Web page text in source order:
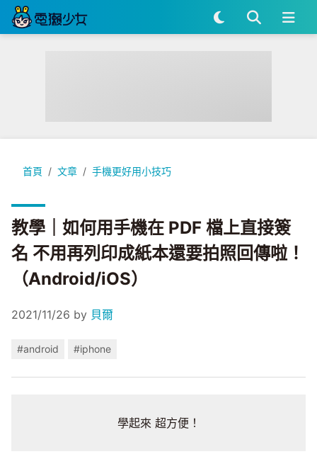
首頁 文章 手機更好用小技巧
教學｜如何用手機在 PDF 檔上直接簽名 不用再列印成紙本還
教學｜如何用手機在 PDF 檔上直接簽
名 不用再列印成紙本還要拍照回傳啦！
（Android/iOS）
2021/11/26 by 貝爾
#android #iphone
學起來 超方便！